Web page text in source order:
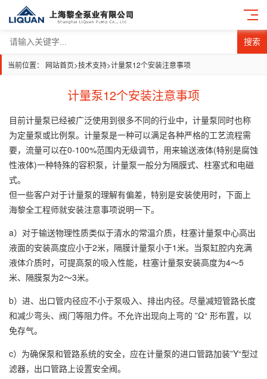
搜索
当前位置： 网站首页>技术支持>计量泵12个安装注意事项
计量泵12个安装注意事项
目前计量泵已经被广泛使用到很多不同的行业中，计量泵同时也称
为定量泵或比例泵。计量泵是一种可以满足各种严格的工艺流程需
要，流量可以在0-100%范围内无级调节，用来输送液体(特别是腐蚀
性液体)一种特殊的容积泵，计量泵一般分为隔膜式、柱塞式和电磁
式。
但一些客户对于计量泵的理解有偏差，特别是安装使用时，下面上
海黎全工程师就安装注意事项说明一下。
a）对于输送物理性质类似于清水的常温介质，柱塞计量泵中心高出
液面的安装高度应小于2米，隔膜计量泵小于1米。当泵缸腔内充满
液体介质时，可提高泵的吸入性能，柱塞计量泵安装高度为4～5
米、隔膜泵为2～3米。
b）进、出口管内径应不小于泵吸入、排出内径。尽量减短管路长度
和减少弯头、阀门等阻力件。不允许出现向上弯的 ”Ω“ 形布置，以
免存气。
c）为确保泵和管路系统的安全，应在计量泵的进口管路加装”Y“型过
滤器，出口管路上设置安全阀。